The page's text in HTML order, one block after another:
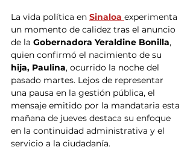
La vida política en Sinaloa experimenta
un momento de calidez tras el anuncio
de la Gobernadora Yeraldine Bonilla,
quien confirmó el nacimiento de su
hija, Paulina, ocurrido la noche del
pasado martes. Lejos de representar
una pausa en la gestión pública, el
mensaje emitido por la mandataria esta
mañana de jueves destaca su enfoque
en la continuidad administrativa y el
servicio a la ciudadanía.